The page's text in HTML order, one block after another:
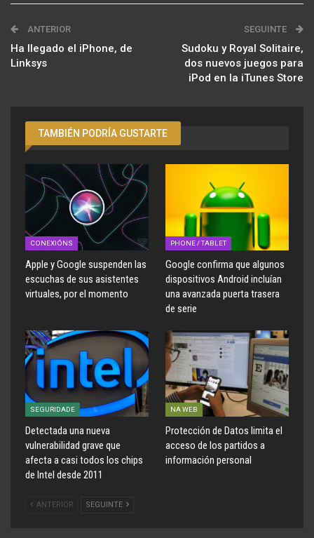
ANTERIOR
Ha llegado el iPhone, de
Linksys
SEGUINTE
Sudoku y Royal Solitaire,
dos nuevos juegos para
iPod en la iTunes Store
TAMBIÉN PODRÍA GUSTARTE
CONEXIÓNS
Apple y Google suspenden las
escuchas de sus asistentes
virtuales, por el momento
PHONE / TABLET
Google confirma que algunos
dispositivos Android incluían
una avanzada puerta trasera
de serie
SEGURIDADE
Detectada una nueva
vulnerabilidad grave que
afecta a casi todos los chips
de Intel desde 2011
NA WEB
Protección de Datos limita el
acceso de los partidos a
información personal
ANTERIOR SEGUINTE